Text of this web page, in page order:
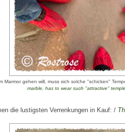
Marmor gehen will, muss sich solche "schicken"
marble, has to wearsuch "attractive"
die lustigsten Verrenkungen in Kauf: /